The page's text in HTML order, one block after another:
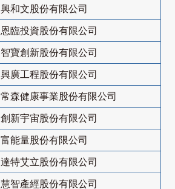
興和文股份有限公司
恩臨投資股份有限公司
智寶創新股份有限公司
興廣工程股份有限公司
常森健康事業股份有限公司
創新宇宙股份有限公司
富能量股份有限公司
達特艾立股份有限公司
慧智產經股份有限公司